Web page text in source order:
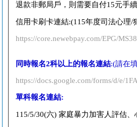
退款非郵局戶，則需要自付15元手
信用卡刷卡連結:(115年度司法心理/
https://core.newebpay.com/EPG/
同時報名2科以上的報名連結:(請在
https://docs.google.com/forms/d/e/
單科報名連結:
115/5/30(六) 家庭暴力加害人評估